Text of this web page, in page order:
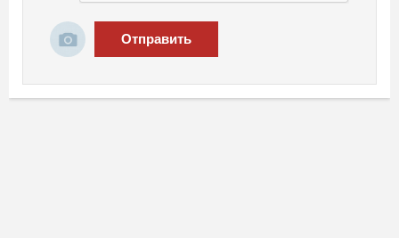
Отправить